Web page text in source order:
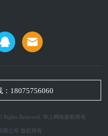
18075756060
Reserved. 华上网络版权所有
限公司 版权所有